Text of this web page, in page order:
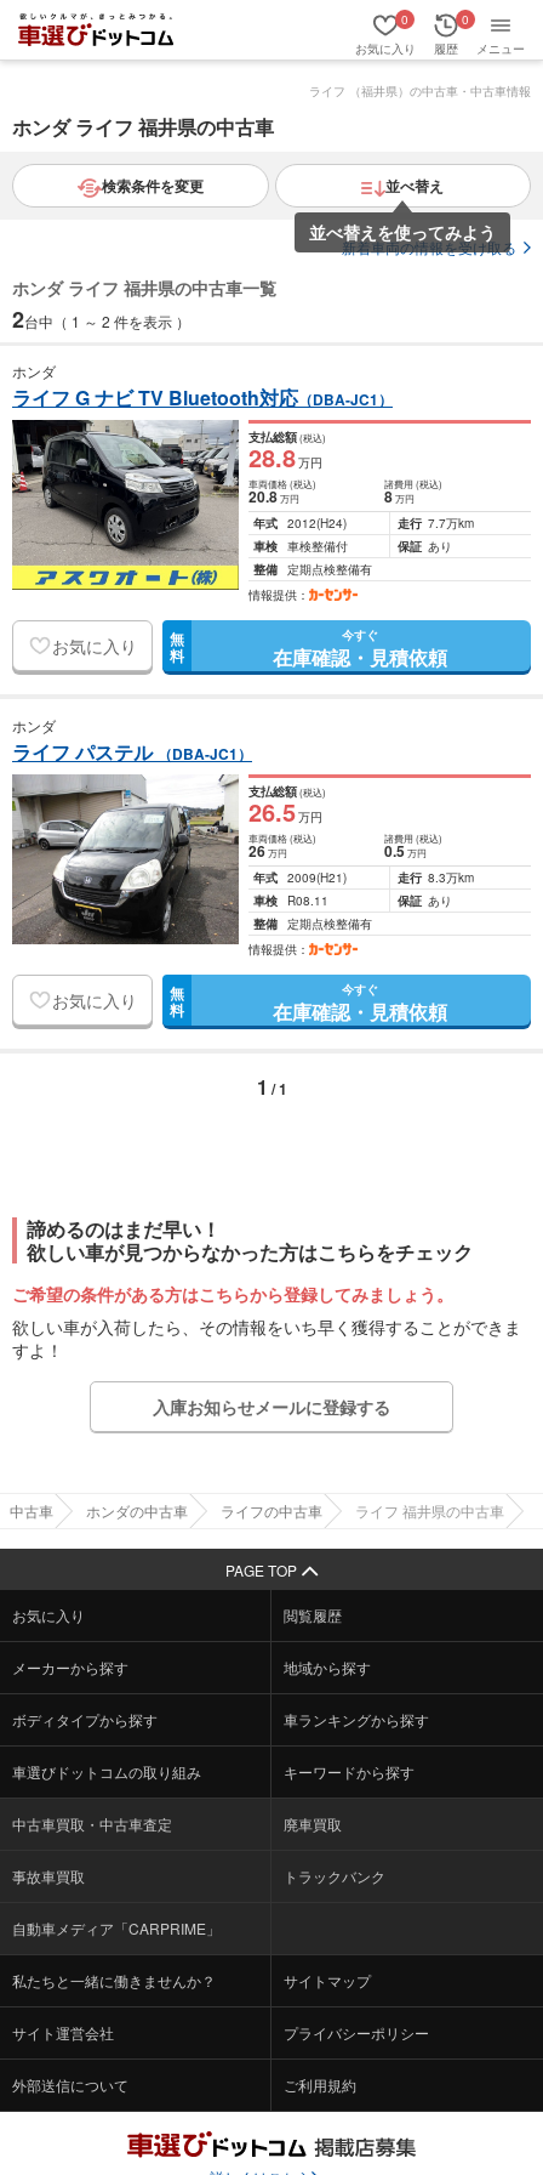
お気に入り
0
履歴
0
メニュー
ライフ （福井県）の中古車・中古車情報
ホンダ ライフ 福井県の中古車
検索条件を変更 並べ替え
並べ替えを使ってみよう
新着車両の情報を受け取る
ホンダ ライフ 福井県の中古車一覧
2台中（ 1 ～ 2 件を表示 ）
ホンダ
ライフ G ナビ TV Bluetooth対応 （DBA-JC1）
支払総額(税込)
28.8万円
車両価格(税込)
20.8万円
諸費用 (税込)
8 万円
年式 2012(H24) 走行 7.7万km
車検 車検整備付 保証 あり
整備 定期点検整備有
情報提供：
お気に入り 無
料
今すぐ
在庫確認・見積依頼
ホンダ
ライフ パステル （DBA-JC1）
支払総額(税込)
26.5万円
車両価格(税込)
26万円
諸費用 (税込)
0.5 万円
年式 2009(H21) 走行 8.3万km
車検
R08.11 保証 あり
整備 定期点検整備有
情報提供：
お気に入り 無
料
今すぐ
在庫確認・見積依頼
1 / 1
諦めるのはまだ早い！
欲しい車が見つからなかった方はこちらをチェック
ご希望の条件がある方はこちらから登録してみましょう。
欲しい車が入荷したら、その情報をいち早く獲得することができま
すよ！
入庫お知らせメールに登録する
中古車 ホンダの中古車 ライフの中古車 ライフ 福井県の中古車
PAGE TOP
お気に入り 閲覧履歴
メーカーから探す 地域から探す
ボディタイプから探す 車ランキングから探す
車選びドットコムの取り組み キーワードから探す
中古車買取・中古車査定 廃車買取
事故車買取 トラックバンク
自動車メディア「CARPRIME」
私たちと一緒に働きませんか？ サイトマップ
サイト運営会社 プライバシーポリシー
外部送信について ご利用規約